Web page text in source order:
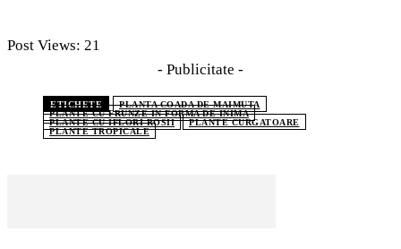
Post Views: 21
- Publicitate -
ETICHETE
PLANTA COADA DE MAIMUTA
PLANTE CU FRUNZE IN FORMA DE INIMA
PLANTE CU IFLORI ROSII
PLANTE CURGATOARE
PLANTE TROPICALE